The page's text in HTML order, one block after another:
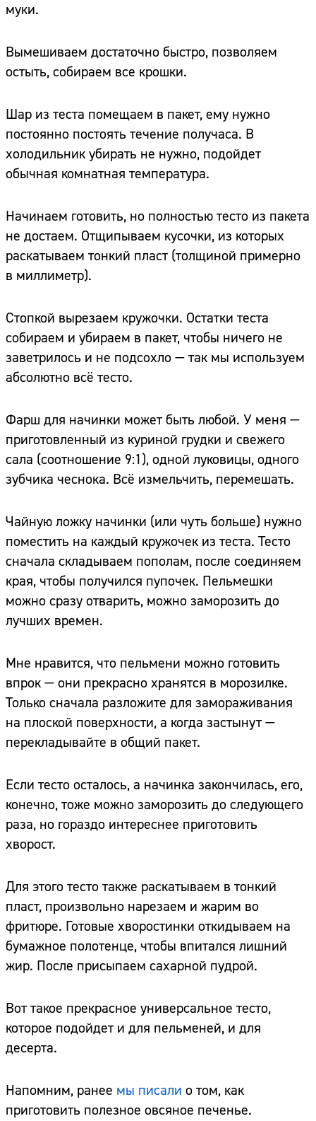
муки.
Вымешиваем достаточно быстро, позволяем
остыть, собираем все крошки.
Шар из теста помещаем в пакет, ему нужно
постоянно постоять течение получаса. В
холодильник убирать не нужно, подойдет
обычная комнатная температура.
Начинаем готовить, но полностью тесто из пакета
не достаем. Отщипываем кусочки, из которых
раскатываем тонкий пласт (толщиной примерно
в миллиметр).
Стопкой вырезаем кружочки. Остатки теста
собираем и убираем в пакет, чтобы ничего не
заветрилось и не подсохло — так мы используем
абсолютно всё тесто.
Фарш для начинки может быть любой. У меня —
приготовленный из куриной грудки и свежего
сала (соотношение 9:1), одной луковицы, одного
зубчика чеснока. Всё измельчить, перемешать.
Чайную ложку начинки (или чуть больше) нужно
поместить на каждый кружочек из теста. Тесто
сначала складываем пополам, после соединяем
края, чтобы получился пупочек. Пельмешки
можно сразу отварить, можно заморозить до
лучших времен.
Мне нравится, что пельмени можно готовить
впрок — они прекрасно хранятся в морозилке.
Только сначала разложите для замораживания
на плоской поверхности, а когда застынут —
перекладывайте в общий пакет.
Если тесто осталось, а начинка закончилась, его,
конечно, тоже можно заморозить до следующего
раза, но гораздо интереснее приготовить
хворост.
Для этого тесто также раскатываем в тонкий
пласт, произвольно нарезаем и жарим во
фритюре. Готовые хворостинки откидываем на
бумажное полотенце, чтобы впитался лишний
жир. После присыпаем сахарной пудрой.
Вот такое прекрасное универсальное тесто,
которое подойдет и для пельменей, и для
десерта.
Напомним, ранее мы писали о том, как
приготовить полезное овсяное печенье.